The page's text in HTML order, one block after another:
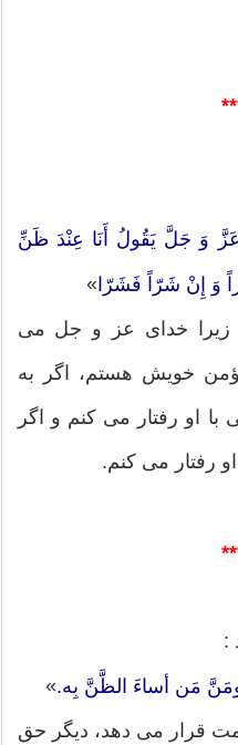
عَزَّ وَ جَلَّ يَقُولُ أَنَا عِنْدَ ظَنِّ
وَ إِنْ شَرّاً فَشَرّا »
زيرا خداى عز و جل مى‏
خويش هستم، اگر به
او رفتار مى‏ كنم و اگر
رفتار مى ‏كنم.
:
مَن أساءَ الظَّنَّ بِه.»
قرار می دهد، دیگر حق